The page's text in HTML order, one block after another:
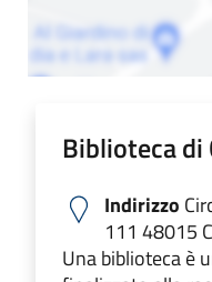
Biblioteca di
Indirizzo
111 48015
Una biblioteca è